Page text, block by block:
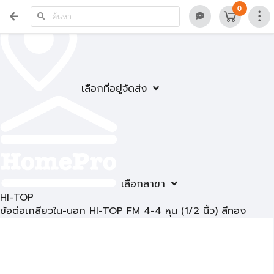
เลือกที่อยู่จัดส่ง
เลือกสาขา
0
HI-TOP
ข้อต่อเกลียวใน-นอก HI-TOP FM 4-4 หุน (1/2 นิ้ว) สีทอง